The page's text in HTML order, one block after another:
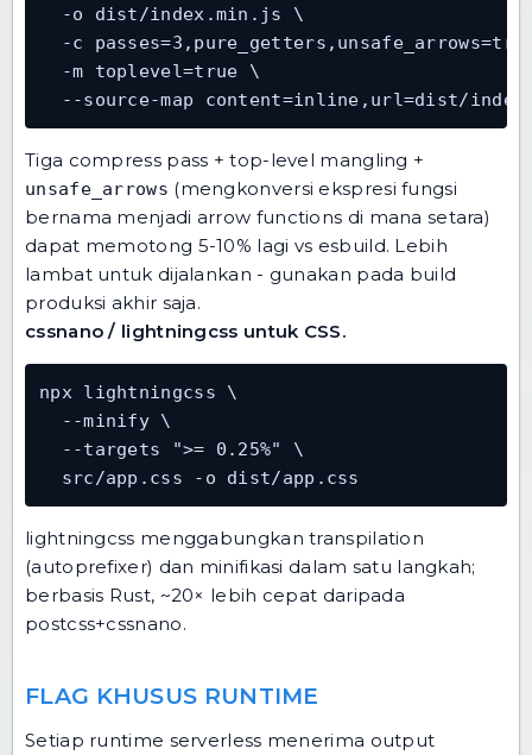
  -o dist/index.min.js \
-c
  -m toplevel=true \
--source-map content=inline,url=dist/
Tiga compress pass + top-level mangling +
unsafe_arrows (mengkonversi ekspresi fungsi
bernama menjadi arrow functions di mana setara)
dapat memotong 5-10% lagi vs esbuild. Lebih
lambat untuk dijalankan - gunakan pada build
produksi akhir saja.
cssnano / lightningcss untuk CSS.
npx lightningcss \
  --minify \
  --targets ">= 0.25%" \
  src/app.css -o dist/app.css
lightningcss menggabungkan transpilation
(autoprefixer) dan minifikasi dalam satu langkah;
berbasis Rust, ~20× lebih cepat daripada
postcss+cssnano.
FLAG KHUSUS RUNTIME
Setiap runtime serverless menerima output